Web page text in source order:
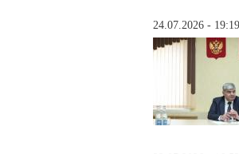
24.07.2026 - 19:19